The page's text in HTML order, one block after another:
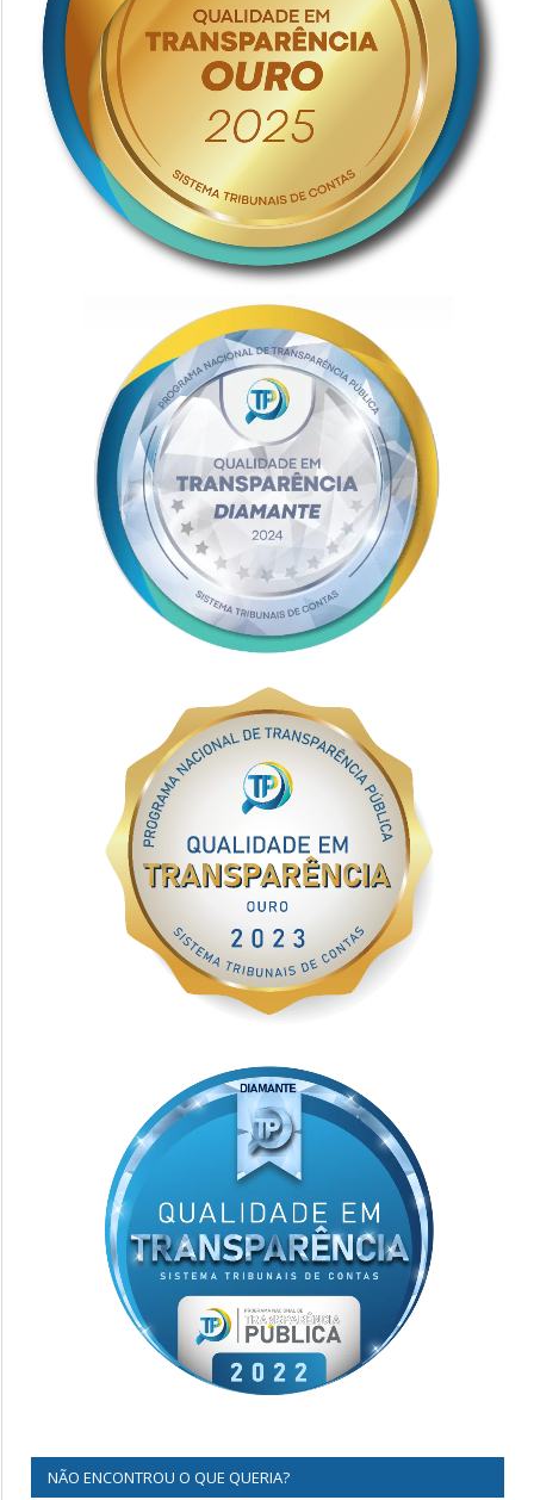
NÃO ENCONTROU O QUE QUERIA?